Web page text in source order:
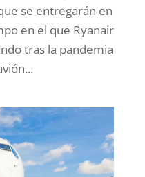
se entregarán en
en el que Ryanair
tras la pandemia